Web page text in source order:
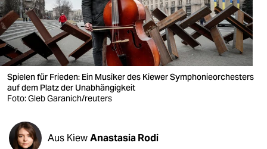
nord
wahrheit
verlag
verlag
shop
Spielen für Frieden: Ein Musiker des Kiewer Symphonieorchesters
auf dem Platz der Unabhängigkeit
Foto: Gleb Garanich/reuters
Aus KiewAnastasia Rodi